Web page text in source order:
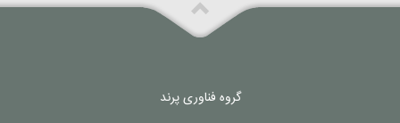
گروه فناوری پرند